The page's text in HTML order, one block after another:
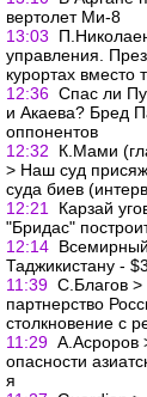
вертолет Ми-8
13:03
управления.
курортах вместо
12:36 Спас ли
и Акаева? Бред
оппонентов
12:32
К.Мами
> Наш суд
суда биев
12:21
Карзай
"Бридас"
12:14
Таджикистану -
11:39 С.Благов >
партнерство
столкновение с
11:29 А.Асроров
опасности
я